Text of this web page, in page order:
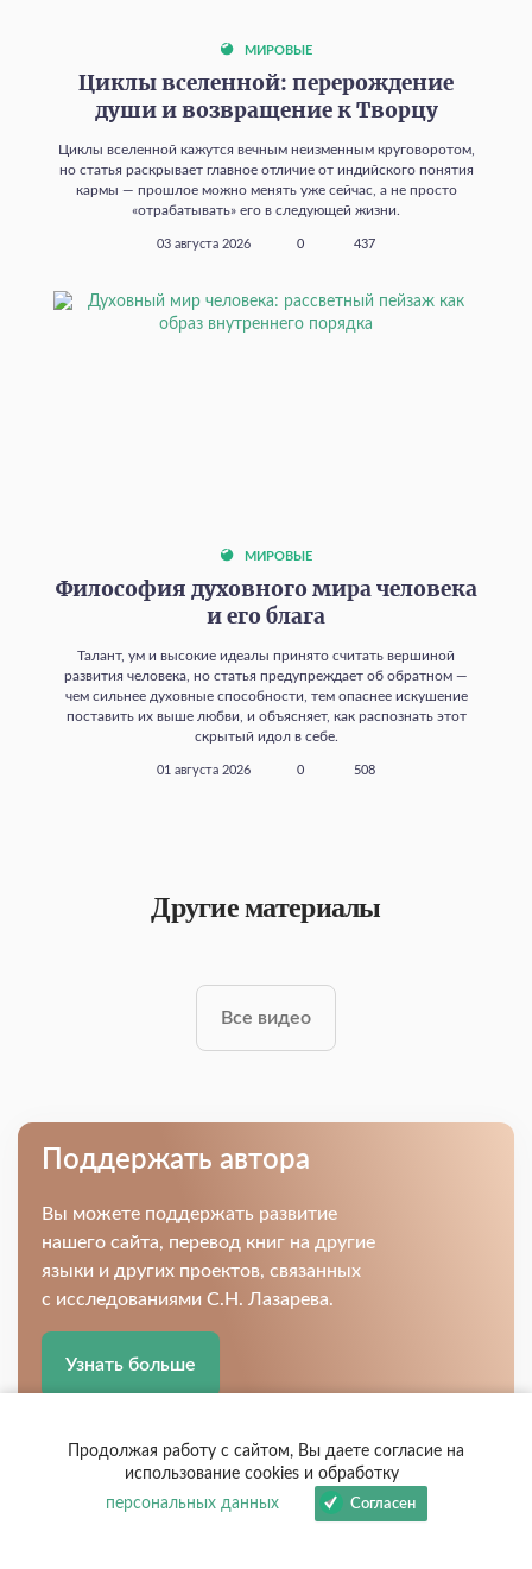
МИРОВЫЕ
Циклы вселенной: перерождение
души и возвращение к Творцу
Циклы вселенной кажутся вечным неизменным круговоротом,
но статья раскрывает главное отличие от индийского понятия
кармы — прошлое можно менять уже сейчас, а не просто
«отрабатывать» его в следующей жизни.
03 августа 2026 0 437
МИРОВЫЕ
Философия духовного мира человека
и его блага
Талант, ум и высокие идеалы принято считать вершиной
развития человека, но статья предупреждает об обратном —
чем сильнее духовные способности, тем опаснее искушение
поставить их выше любви, и объясняет, как распознать этот
скрытый идол в себе.
01 августа 2026 0 508
Другие материалы
Все видео
Поддержать автора
Вы можете поддержать развитие
нашего сайта, перевод книг на другие
языки и других проектов, связанных
с исследованиями С.Н. Лазарева.
Узнать больше
Продолжая работу с сайтом, Вы даете согласие на
использование cookies и обработку
персональных данных
Согласен